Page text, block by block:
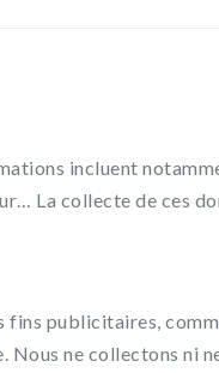
incluent
La collecte de ces
fins publicitaires,
ne collectons ni